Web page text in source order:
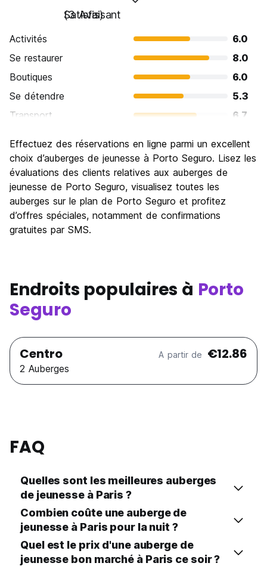
Satisfaisant
(3 Avis)
Activités
6.0
Se restaurer
8.0
Boutiques
6.0
Se détendre
5.3
Transport
6.7
Culture
6.7
Sortir le soir / faire la fête
Bonnes affaires
Effectuez des réservations en ligne parmi un excellent
choix d’auberges de jeunesse à Porto Seguro. Lisez les
évaluations des clients relatives aux auberges de
jeunesse de Porto Seguro, visualisez toutes les
auberges sur le plan de Porto Seguro et profitez
d’offres spéciales, notamment de confirmations
gratuites par SMS.
Endroits populaires à Porto
Seguro
Centro A partir de €12.86
2 Auberges
FAQ
Quelles sont les meilleures auberges
de jeunesse à Paris ?
Combien coûte une auberge de
jeunesse à Paris pour la nuit ?
Quel est le prix d'une auberge de
jeunesse bon marché à Paris ce soir ?